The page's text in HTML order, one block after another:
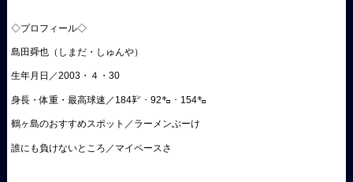
◇プロフィール◇
島田舜也（しまだ・しゅんや）
生年月日／2003・４・30
身長・体重・最高球速／184㌢・92㌔・154㌔
鶴ヶ島のおすすめスポット／ラーメンぶーけ
誰にも負けないところ／マイペースさ